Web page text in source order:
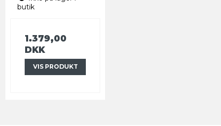
butik
1.379,00
DKK
VIS PRODUKT